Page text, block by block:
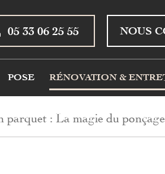
05 33 06 25 55 NOUS
POSE RÉNOVATION &
parquet : La magie du